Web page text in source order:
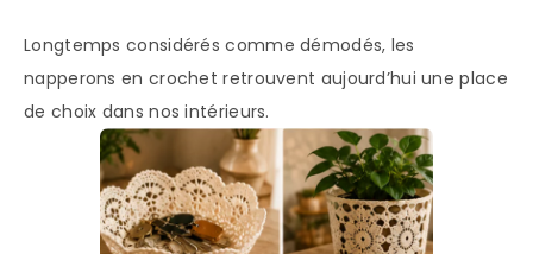
Longtemps considérés comme démodés, les
napperons en crochet retrouvent aujourd’hui une place
de choix dans nos intérieurs.